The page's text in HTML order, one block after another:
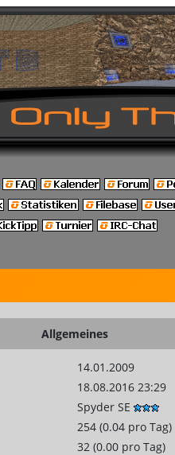
Allgemeines
14.01.2009
18.08.2016 23:29
Spyder SE
254 (0.04 pro Tag)
32 (0.00 pro Tag)